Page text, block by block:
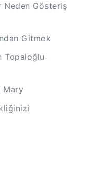
Neden Gösteriş
Gitmek
Topaloğlu
Mary